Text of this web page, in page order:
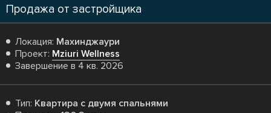
Продажа от застройщика
Локация: Махинджаури
Проект: Mziuri Wellness
Завершение в 4 кв. 2026
Тип: Квартира с двумя спальнями